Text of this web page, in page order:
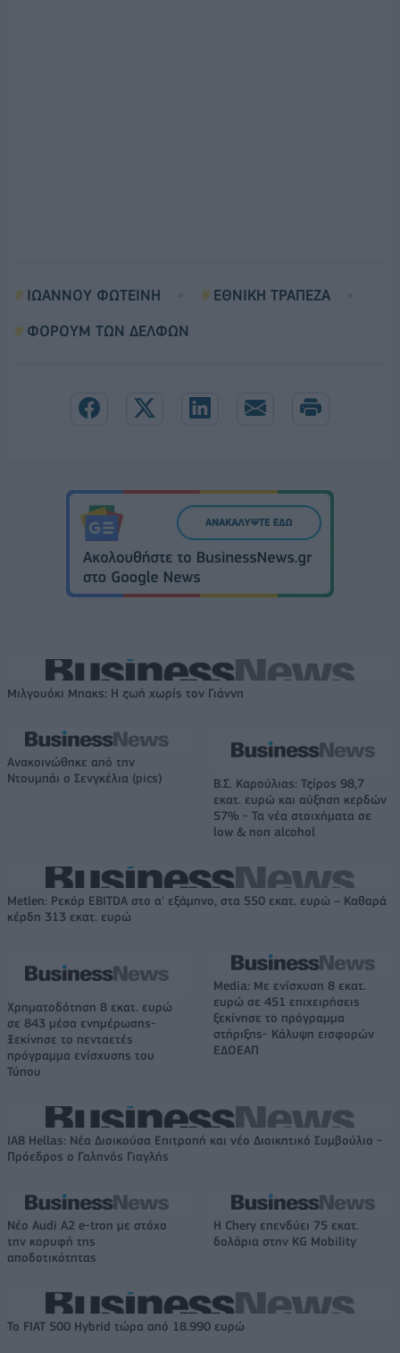
ΙΩΑΝΝΟΥ ΦΩΤΕΙΝΗ
ΕΘΝΙΚΗ ΤΡΑΠΕΖΑ
ΦΟΡΟΥΜ ΤΩΝ ΔΕΛΦΩΝ
Μιλγουόκι Μπακς: Η ζωή χωρίς τον Γιάννη
Ανακοινώθηκε από την
Ντουμπάι ο Σενγκέλια (pics)
Β.Σ. Καρούλιας: Τζίρος 98,7
εκατ. ευρώ και αύξηση κερδών
57% - Τα νέα στοιχήματα σε
low & non alcohol
Metlen: Ρεκόρ EBITDA στο α' εξάμηνο, στα 550 εκατ. ευρώ – Καθαρά
κέρδη 313 εκατ. ευρώ
Χρηματοδότηση 8 εκατ. ευρώ
σε 843 μέσα ενημέρωσης-
Ξεκίνησε το πενταετές
πρόγραμμα ενίσχυσης του
Τύπου
Media: Με ενίσχυση 8 εκατ.
ευρώ σε 451 επιχειρήσεις
ξεκίνησε το πρόγραμμα
στήριξης- Κάλυψη εισφορών
ΕΔΟΕΑΠ
IAB Hellas: Νέα Διοικούσα Επιτροπή και νέο Διοικητικό Συμβούλιο -
Πρόεδρος ο Γαληνός Γιαγλής
Νέο Audi A2 e-tron με στόχο
την κορυφή της
αποδοτικότητας
Η Chery επενδύει 75 εκατ.
δολάρια στην KG Mobility
Το FIAT 500 Hybrid τώρα από 18.990 ευρώ